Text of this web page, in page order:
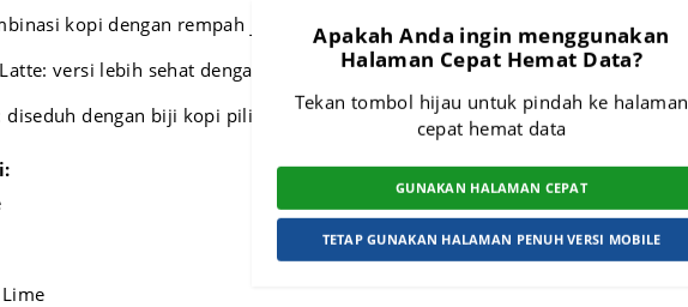
Apakah Anda ingin menggunakan
Halaman Cepat Hemat Data?
Tekan tombol hijau untuk pindah ke halaman
cepat hemat data
GUNAKAN HALAMAN CEPAT
TETAP GUNAKAN HALAMAN PENUH VERSI MOBILE
kopi dengan rempah jahe yang hangat
versi lebih sehat dengan tambahan kunyit
diseduh dengan biji kopi pilihan dari lokal dan luar negeri